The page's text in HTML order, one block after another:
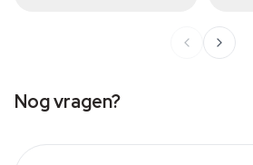
Nog vragen?